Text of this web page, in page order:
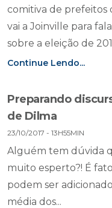
comitiva de prefeitos
vai a Joinville para
sobre a eleição de
Continue Lendo...
Preparando
de Dilma
23/10/2017 - 13H55MIN
Alguém tem dúvida
muito esperto?! É
podem ser
média dos...